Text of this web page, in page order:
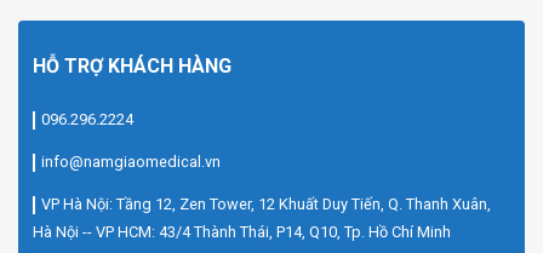
HỖ TRỢ KHÁCH HÀNG
096.296.2224
info@namgiaomedical.vn
VP Hà Nội: Tầng 12, Zen Tower, 12 Khuất Duy Tiến, Q. Thanh Xuân,
Hà Nội -- VP HCM: 43/4 Thành Thái, P14, Q10, Tp. Hồ Chí Minh